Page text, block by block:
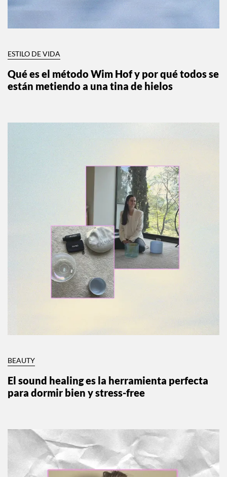
ESTILO DE VIDA
Qué es el método Wim Hof y por qué todos se
están metiendo a una tina de hielos
BEAUTY
El sound healing es la herramienta perfecta
para dormir bien y stress-free